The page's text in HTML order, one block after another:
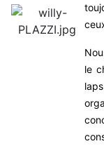
le